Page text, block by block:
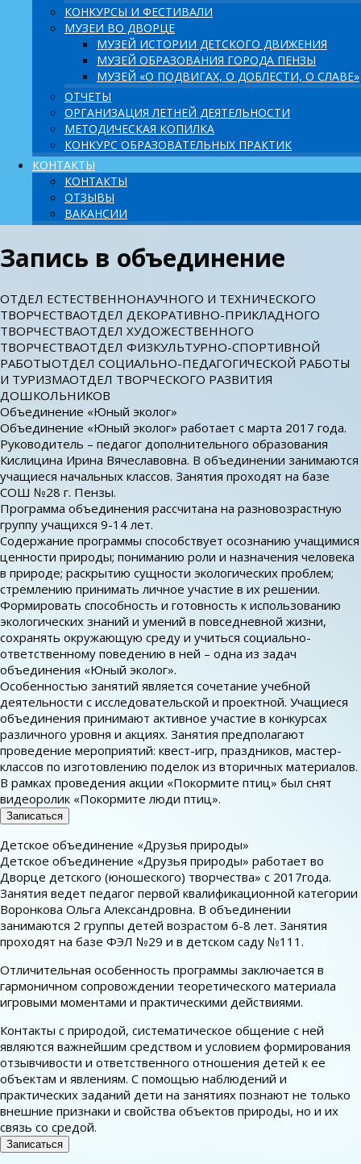
КОНКУРСЫ И ФЕСТИВАЛИ
МУЗЕИ ВО ДВОРЦЕ
МУЗЕЙ ИСТОРИИ ДЕТСКОГО ДВИЖЕНИЯ
МУЗЕЙ ОБРАЗОВАНИЯ ГОРОДА ПЕНЗЫ
МУЗЕЙ «О ПОДВИГАХ, О ДОБЛЕСТИ, О СЛАВЕ»
ОТЧЕТЫ
ОРГАНИЗАЦИЯ ЛЕТНЕЙ ДЕЯТЕЛЬНОСТИ
МЕТОДИЧЕСКАЯ КОПИЛКА
КОНКУРС ОБРАЗОВАТЕЛЬНЫХ ПРАКТИК
КОНТАКТЫ
КОНТАКТЫ
ОТЗЫВЫ
ВАКАНСИИ
Запись в объединение
ОТДЕЛ ЕСТЕСТВЕННОНАУЧНОГО И ТЕХНИЧЕСКОГО
ТВОРЧЕСТВАОТДЕЛ ДЕКОРАТИВНО-ПРИКЛАДНОГО
ТВОРЧЕСТВАОТДЕЛ ХУДОЖЕСТВЕННОГО
ТВОРЧЕСТВАОТДЕЛ ФИЗКУЛЬТУРНО-СПОРТИВНОЙ
РАБОТЫОТДЕЛ СОЦИАЛЬНО-ПЕДАГОГИЧЕСКОЙ РАБОТЫ
И ТУРИЗМАОТДЕЛ ТВОРЧЕСКОГО РАЗВИТИЯ
ДОШКОЛЬНИКОВ
Объединение «Юный эколог»
Объединение «Юный эколог» работает с марта 2017 года.
Руководитель – педагог дополнительного образования
Кислицина Ирина Вячеславовна. В объединении занимаются
учащиеся начальных классов. Занятия проходят на базе
СОШ №28 г. Пензы.
Программа объединения рассчитана на разновозрастную
группу учащихся 9-14 лет.
Содержание программы способствует осознанию учащимися
ценности природы; пониманию роли и назначения человека
в природе; раскрытию сущности экологических проблем;
стремлению принимать личное участие в их решении.
Формировать способность и готовность к использованию
экологических знаний и умений в повседневной жизни,
сохранять окружающую среду и учиться социально-
ответственному поведению в ней – одна из задач
объединения «Юный эколог».
Особенностью занятий является сочетание учебной
деятельности с исследовательской и проектной. Учащиеся
объединения принимают активное участие в конкурсах
различного уровня и акциях. Занятия предполагают
проведение мероприятий: квест-игр, праздников, мастер-
классов по изготовлению поделок из вторичных материалов.
В рамках проведения акции «Покормите птиц» был снят
видеоролик «Покормите люди птиц».
Записаться
Детское объединение «Друзья природы»
Детское объединение «Друзья природы» работает во
Дворце детского (юношеского) творчества» с 2017года.
Занятия ведет педагог первой квалификационной категории
Воронкова Ольга Александровна. В объединении
занимаются 2 группы детей возрастом 6-8 лет. Занятия
проходят на базе ФЭЛ №29 и в детском саду №111.
Отличительная особенность программы заключается в
гармоничном сопровождении теоретического материала
игровыми моментами и практическими действиями.
Контакты с природой, систематическое общение с ней
являются важнейшим средством и условием формирования
отзывчивости и ответственного отношения детей к ее
объектам и явлениям. С помощью наблюдений и
практических заданий дети на занятиях познают не только
внешние признаки и свойства объектов природы, но и их
связь со средой.
Записаться